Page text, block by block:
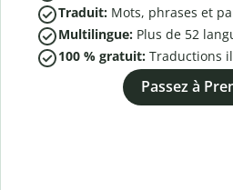
Traduit: Mots, phrases et
Multilingue: Plus de 52
100 % gratuit: Traductions
Passez à